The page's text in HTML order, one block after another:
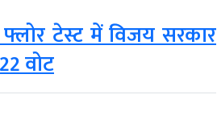
टेस्ट में विजय सरकार
वोट